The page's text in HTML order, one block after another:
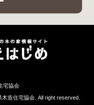
宅協会
造住宅協会. All right reserved.